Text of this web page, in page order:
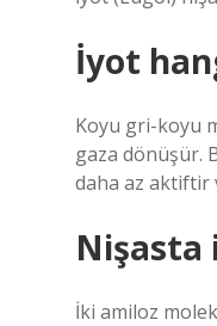
İyot
Koyu gri-koyu
gaza dönüşür.
daha az aktiftir
Nişasta
İki amiloz